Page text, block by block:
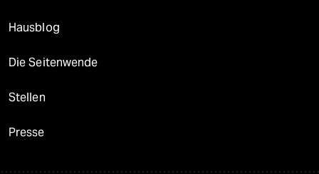
Hausblog
Die Seitenwende
Stellen
Presse